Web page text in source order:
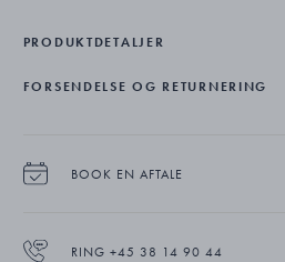
PRODUKTDETALJER
FORSENDELSE OG RETURNERING
BOOK EN AFTALE
RING +45 38 14 90 44